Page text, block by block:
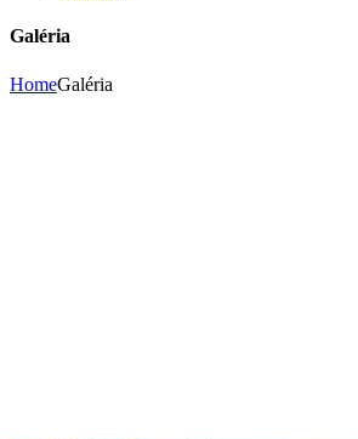
Galéria
HomeGaléria